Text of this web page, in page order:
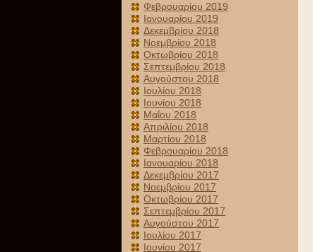
Φεβρουαρίου 2019
Ιανουαρίου 2019
Δεκεμβρίου 2018
Νοεμβρίου 2018
Οκτωβρίου 2018
Σεπτεμβρίου 2018
Αυγούστου 2018
Ιουλίου 2018
Ιουνίου 2018
Μαΐου 2018
Απριλίου 2018
Μαρτίου 2018
Φεβρουαρίου 2018
Ιανουαρίου 2018
Δεκεμβρίου 2017
Νοεμβρίου 2017
Οκτωβρίου 2017
Σεπτεμβρίου 2017
Αυγούστου 2017
Ιουλίου 2017
Ιουνίου 2017